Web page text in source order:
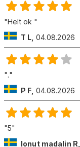
"Helt ok "
T L 04.08.2026
"."
P F 04.08.2026
"5"
Ionut madalin R